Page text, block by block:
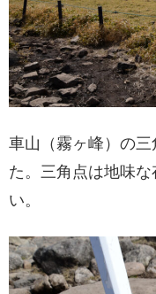
車山（霧ヶ峰）の
た。三角点は地味
い。